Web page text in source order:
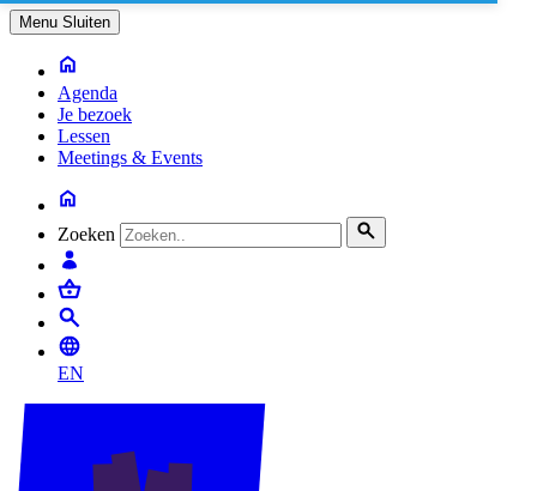
Menu Sluiten
Agenda
Je bezoek
Lessen
Meetings & Events
Zoeken
EN